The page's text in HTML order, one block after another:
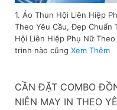
1. Áo Thun Hội Liên Hiệp
Theo Yêu Cầu, Đẹp Chuẩn
Hội Liên Hiệp Phụ Nữ
trình nào cũng Xem Thêm
CẦN ĐẶT COMBO
NIÊN MAY IN THEO